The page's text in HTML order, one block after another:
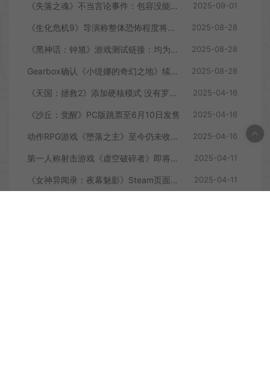
《失落之魂》不当言论事件：包容没能消解过激言论 2025-09-01
《生化危机9》导演称整体恐怖程度将进一步提升 2025-08-28
《黑神话：钟馗》游戏测试链接：均为骗子 2025-08-28
Gearbox确认《小缇娜的奇幻之地》续作正在开发中 2025-08-28
《天国：拯救2》添加硬核模式 没有罗盘和快速旅行 2025-04-16
《沙丘：觉醒》PC版跳票至6月10日发售 2025-04-16
动作RPG游戏《堕落之主》至今仍未收回成本 2025-04-16
第一人称射击游戏《虚空破碎者》即将多平台上线 2025-04-11
《女神异闻录：夜幕魅影》Steam页面上线 2025-04-11